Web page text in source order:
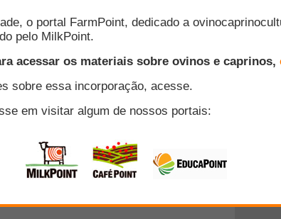
de ovinos e bovinos
maior tradição em ovinocultura, a criação
uma fonte alternativa de renda para
demonstrar como funciona e quais os
pesquisador da Embrapa (Empresa Brasileira
Alvarenga Reis, vai ministrar a palestra
tropicais, uma realização do VIII
durante o Ciclo de Palestras da